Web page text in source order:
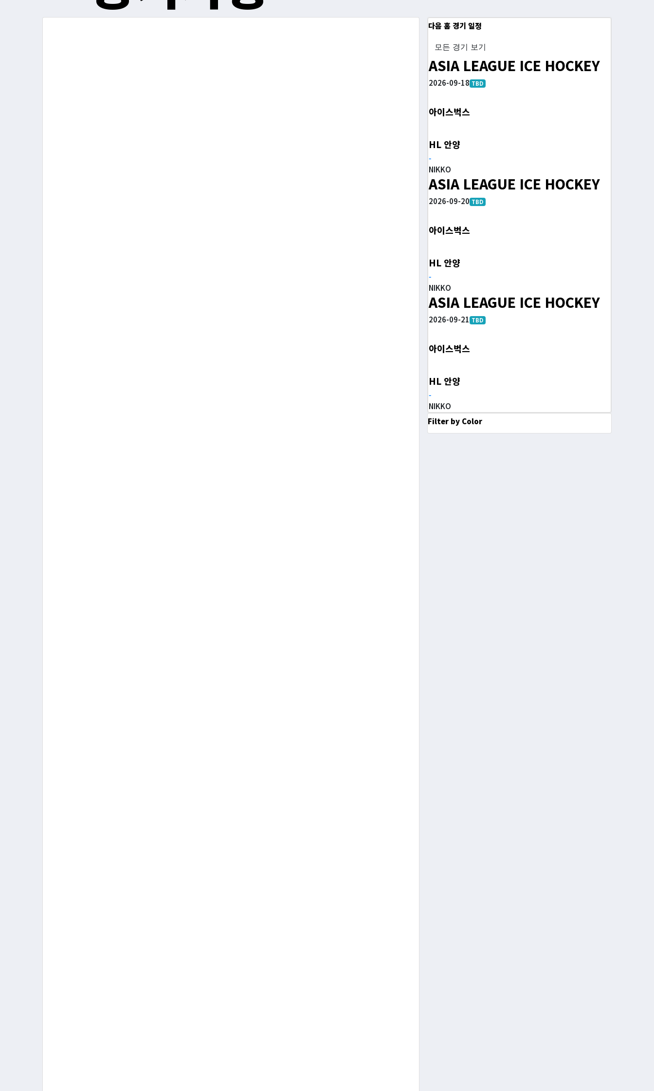
다음 홈 경기 일정
모든 경기 보기
ASIA LEAGUE ICE HOCKEY
2026-09-18 TBD
아이스벅스
HL 안양
-
NIKKO
ASIA LEAGUE ICE HOCKEY
2026-09-20 TBD
아이스벅스
HL 안양
-
NIKKO
ASIA LEAGUE ICE HOCKEY
2026-09-21 TBD
아이스벅스
HL 안양
-
NIKKO
Filter by Color